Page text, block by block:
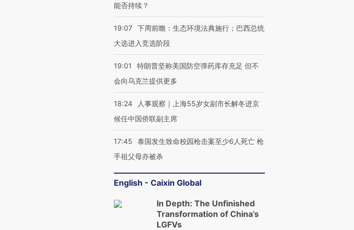
能否持续？
19:07 下周前瞻：生态环境法典施行；巴西总统
大选进入竞选阶段
19:01
特朗普坚称美国防空弹药库存充足 但不
会向乌克兰提供更多
18:24
人事观察｜上海55岁女副市长解冬进京
候任中国侨联副主席
17:45
泰国发生致命校园枪击案至少6人死亡 枪
手祖父母亦被杀
English - Caixin Global
In Depth: The Unfinished
Transformation of China’s
LGFVs